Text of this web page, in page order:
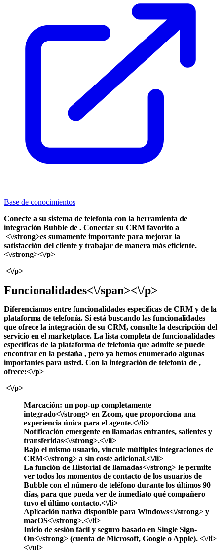
Base de conocimientos
Conecte a su sistema de telefonía con la herramienta de
integración Bubble de . Conectar su CRM favorito a
<\/strong>es sumamente importante para mejorar la
satisfacción del cliente y trabajar de manera más eficiente.
<\/strong><\/p>
<\/p>
Funcionalidades<\/span><\/p>
Diferenciamos entre funcionalidades específicas de CRM y de la
plataforma de telefonía. Si está buscando las funcionalidades
que ofrece la integración de su CRM, consulte la descripción del
servicio en el marketplace. La lista completa de funcionalidades
específicas de la plataforma de telefonía que admite se puede
encontrar en la pestaña , pero ya hemos enumerado algunas
importantes para usted. Con la integración de telefonía de ,
ofrece:<\/p>
<\/p>
Marcación: un pop-up completamente
integrado<\/strong> en Zoom, que proporciona una
experiencia única para el agente.<\/li>
Notificación emergente en llamadas entrantes, salientes y
transferidas<\/strong>.<\/li>
Bajo el mismo usuario, vincule múltiples integraciones de
CRM<\/strong> a sin coste adicional.<\/li>
La función de Historial de llamadas<\/strong> le permite
ver todos los momentos de contacto de los usuarios de
Bubble con el número de teléfono durante los últimos 90
días, para que pueda ver de inmediato qué compañero
tuvo el último contacto.<\/li>
Aplicación nativa disponible para Windows<\/strong> y
macOS<\/strong>.<\/li>
Inicio de sesión fácil y seguro basado en Single Sign-
On<\/strong> (cuenta de Microsoft, Google o Apple). <\/li>
<\/ul>